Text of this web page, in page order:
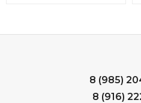
8 (985)
8 (916)